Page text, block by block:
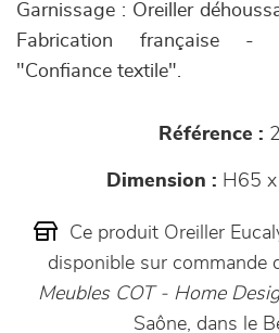
Garnissage : Oreiller
Fabrication française -
"Confiance textile".
Référence :
Dimension : H65
Ce produit Oreiller
disponible sur commande
Meubles COT - Home
Saône, dans le